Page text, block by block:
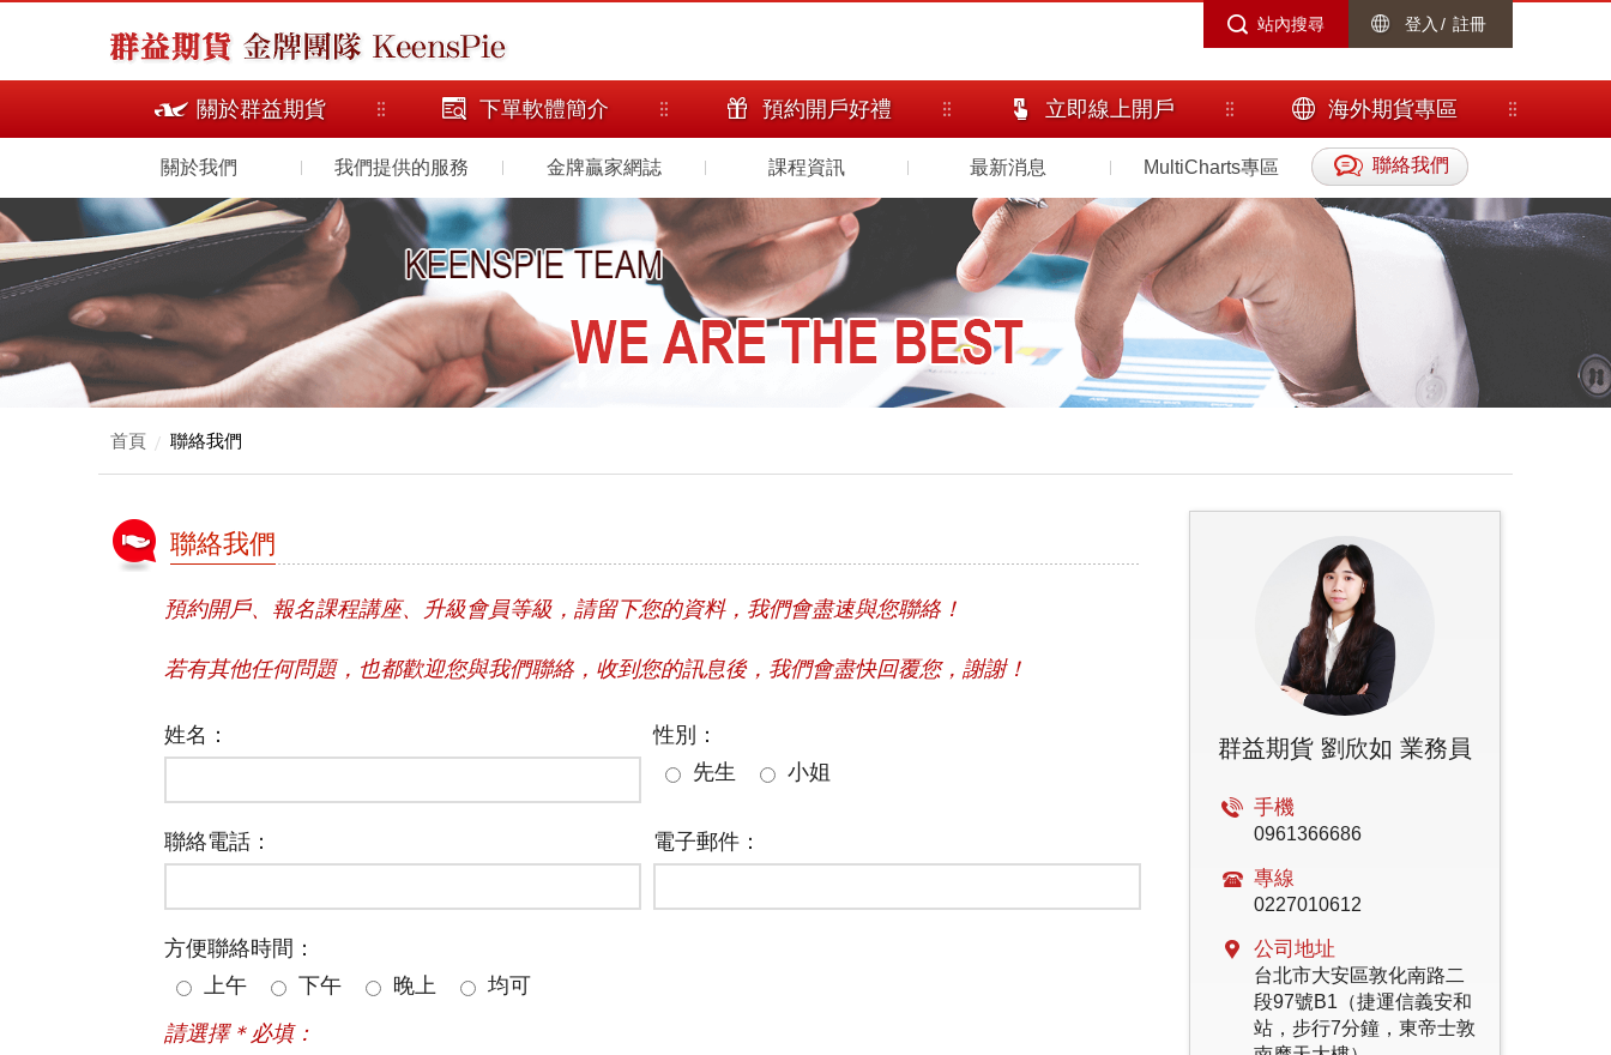
站內搜尋 登入 / 註冊
關於群益期貨 下單軟體簡介 預約開戶好禮 立即線上開戶 海外期貨專區
關於我們 我們提供的服務 金牌贏家網誌 課程資訊 最新消息 MultiCharts專區 聯絡我們
首頁 聯絡我們
聯絡我們
預約開戶、報名課程講座、升級會員等級，請留下您的資料，我們會盡速與您聯絡！
若有其他任何問題，也都歡迎您與我們聯絡，收到您的訊息後，我們會盡快回覆您，謝謝！
姓名：
性別：
先生
小姐
聯絡電話： 電子郵件：
方便聯絡時間：
上午
下午 晚上
均可
請選擇＊必填：
群益期貨 劉欣如 業務員
手機
0961366686
專線
0227010612
公司地址
台北市大安區敦化南路二
段97號B1（捷運信義安和
站，步行7分鐘，東帝士敦